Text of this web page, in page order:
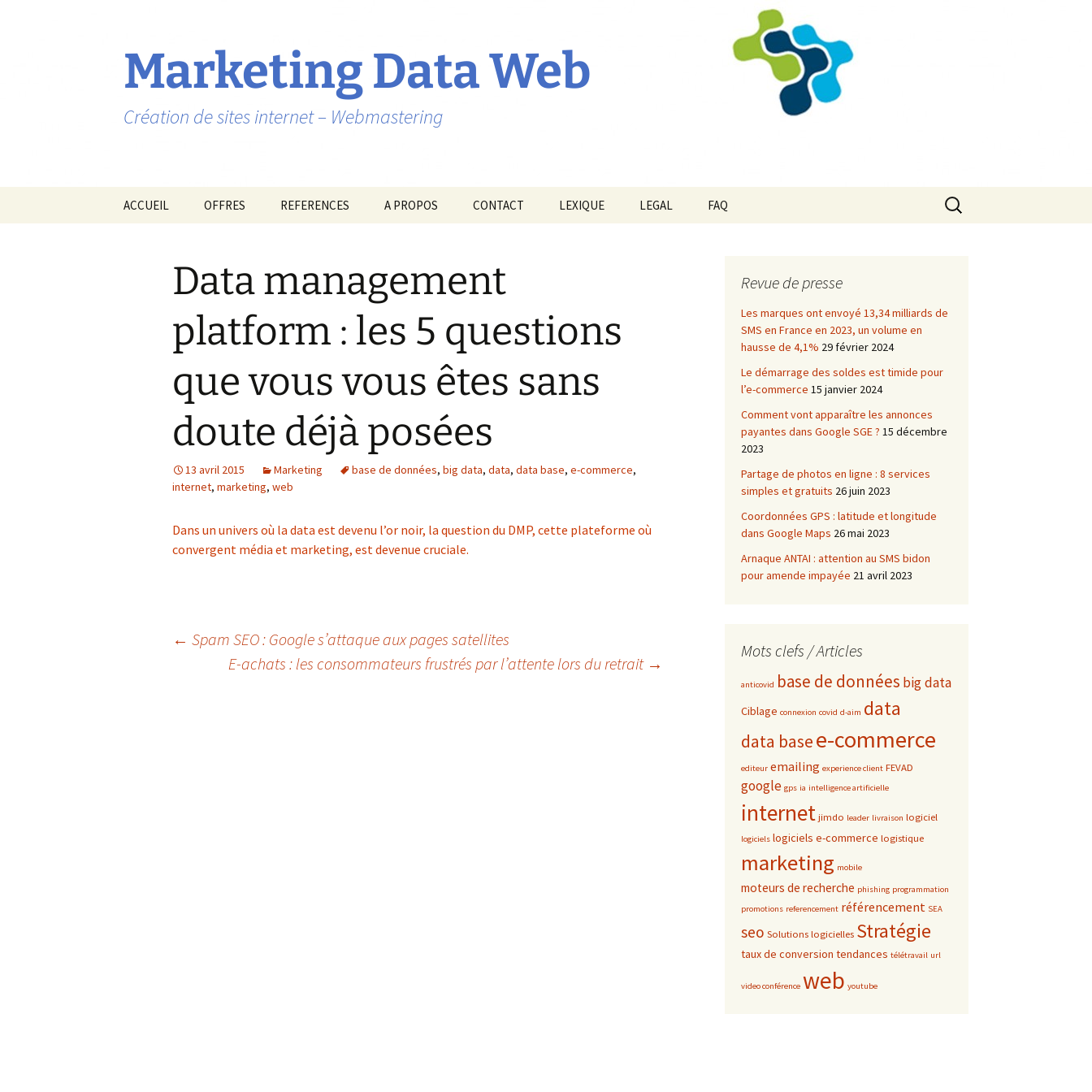
Marketing Data Web
Création de sites internet – Webmastering
ACCUEIL OFFRES REFERENCES A PROPOS CONTACT LEXIQUE LEGAL FAQ
Rechercher :
Data management
platform : les 5 questions
que vous vous êtes sans
doute déjà posées
13 avril 2015 Marketing base de données, big data, data, data base, e-commerce,
internet, marketing, web
Dans un univers où la data est devenu l’or noir, la question du DMP, cette plateforme où
convergent média et marketing, est devenue cruciale.
Navigation
← Spam SEO : Google s’attaque aux pages satellites
E-achats : les consommateurs frustrés par l’attente lors du retrait →
Revue de presse
Les marques ont envoyé 13,34 milliards de
SMS en France en 2023, un volume en
hausse de 4,1% 29 février 2024
Le démarrage des soldes est timide pour
l’e-commerce 15 janvier 2024
Comment vont apparaître les annonces
payantes dans Google SGE ? 15 décembre
2023
Partage de photos en ligne : 8 services
simples et gratuits 26 juin 2023
Coordonnées GPS : latitude et longitude
dans Google Maps 26 mai 2023
Arnaque ANTAI : attention au SMS bidon
pour amende impayée 21 avril 2023
Mots clefs / Articles
anticovid base de données big data
Ciblage connexion covid d-aim data
data basee-commerce
editeur emailing experience client FEVAD
google gps ia intelligence artificielle
internetjimdo leader livraison logiciel
logiciels logiciels e-commerce logistique
marketing mobile
moteurs de recherche phishing programmation
promotions referencement référencement SEA
seo Solutions logicielles Stratégie
taux de conversion tendances télétravail url
video conférence web youtube